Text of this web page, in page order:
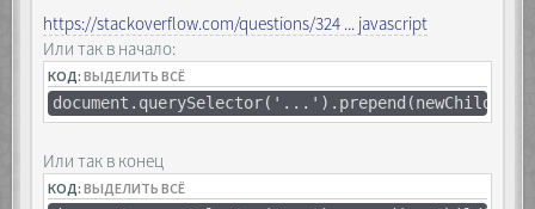
https://stackoverflow.com/questions/324 ... javascript
Или так в начало:
КОД:ВЫДЕЛИТЬ ВСЁ
document.querySelector('...').prepend(newChild);
Или так в конец
КОД:ВЫДЕЛИТЬ ВСЁ